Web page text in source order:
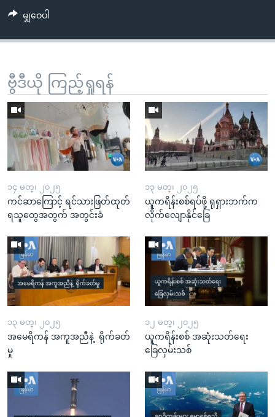
မျှဝေပါ
ဗွီဒီယို ကြည့်ရှုရန်
၁၄ မတ္၊ ၂၀၂၅
ကင်ဆာကြောင့် ရင်သားဖြတ်ထုတ်
ရသူတွေအတွက် အတွင်းခံ
၁၃ မတ္၊ ၂၀၂၅
ယူကရိန်းစစ်ရပ်ဖို့ ရုရှားဘက်က
လိုက်လျောနိုင်ခြေ
၁၃ မတ္၊ ၂၀၂၅
အမေရိကန် အကူအညီနဲ့ ရိုက်ခတ်
မှု
၁၂ မတ္၊ ၂၀၂၅
ယူကရိန်းစစ် အဆုံးသတ်ရေး
ခြေလှမ်းသစ်